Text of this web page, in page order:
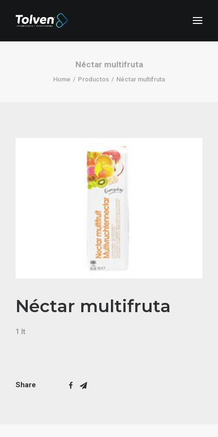
Néctar multifruta
Home Productos Néctar multifruta
Néctar multifruta
1 lt
Share